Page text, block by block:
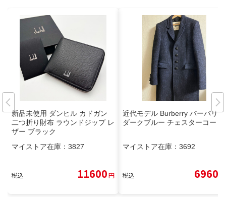
新品未使用 ダンヒル カドガン
二つ折り財布 ラウンドジップ レ
ザー ブラック
マイストア在庫： 3827
税込 11600円
近代モデル Burberry バーバリー
ダークブルー チェスターコート
マイストア在庫： 3692
税込 6960